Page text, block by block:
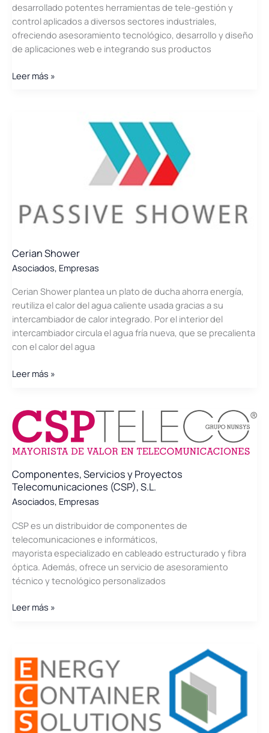
desarrollado potentes herramientas de tele-gestión y
control aplicados a diversos sectores industriales,
ofreciendo asesoramiento tecnológico, desarrollo y diseño
de aplicaciones web e integrando sus productos
AGC
Leer más »
Cerian Shower
Asociados, Empresas
Cerian Shower plantea un plato de ducha ahorra energía,
reutiliza el calor del agua caliente usada gracias a su
intercambiador de calor integrado. Por el interior del
intercambiador circula el agua fría nueva, que se precalienta
con el calor del agua
Cerian
Leer más »
Componentes, Servicios y Proyectos
Telecomunicaciones (CSP), S.L.
Asociados, Empresas
CSP es un distribuidor de componentes de
telecomunicaciones e informáticos,
mayorista especializado en cableado estructurado y fibra
óptica. Además, ofrece un servicio de asesoramiento
técnico y tecnológico personalizados
Componentes,
Telecomunicaciones
(CSP),
S.L.
Leer más »